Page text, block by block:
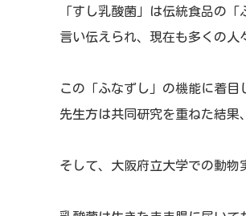
「すし乳酸菌」は伝統食品の
言い伝えられ、現在も多くの人
この「ふなずし」の機能に着目
先生方は共同研究を重ねた結果
そして、大阪府立大学での動物